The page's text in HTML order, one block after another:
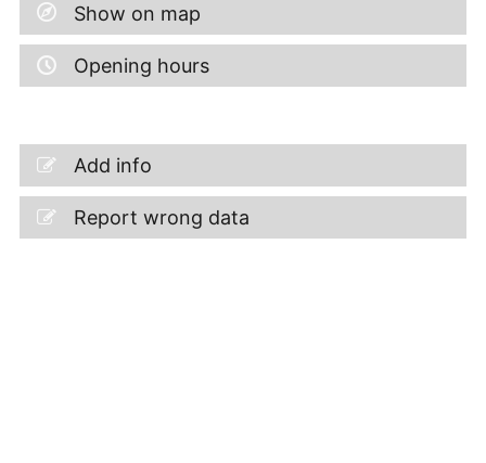
Show on map
Opening hours
Add info
Report wrong data